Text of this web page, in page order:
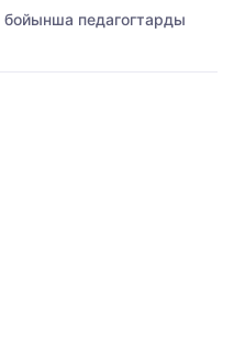
педагогтарды